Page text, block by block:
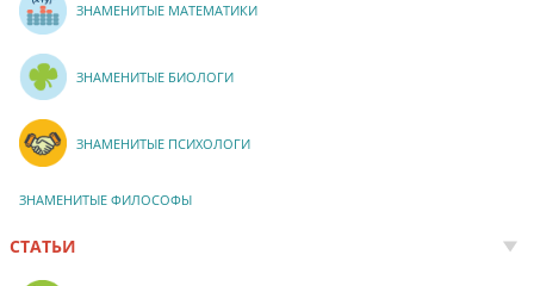
ЗНАМЕНИТЫЕ МАТЕМАТИКИ
ЗНАМЕНИТЫЕ БИОЛОГИ
ЗНАМЕНИТЫЕ ПСИХОЛОГИ
ЗНАМЕНИТЫЕ ФИЛОСОФЫ
СТАТЬИ